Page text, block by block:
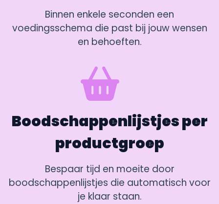
Binnen enkele seconden een
voedingsschema die past bij jouw wensen
en behoeften.
Boodschappenlijstjes per
productgroep
Bespaar tijd en moeite door
boodschappenlijstjes die automatisch voor
je klaar staan.